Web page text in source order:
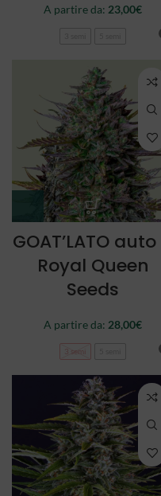
A partire da: 23,00€
GOAT’LATO
Royal Queen
Seeds
A partire da: 28,00€
3 semi